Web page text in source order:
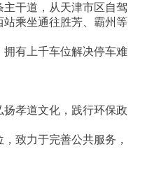
主干道，从天津市区自驾
站乘坐通往胜芳、霸州等
拥有上千车位解决停车难
扬孝道文化，践行环保政
，致力于完善公共服务，